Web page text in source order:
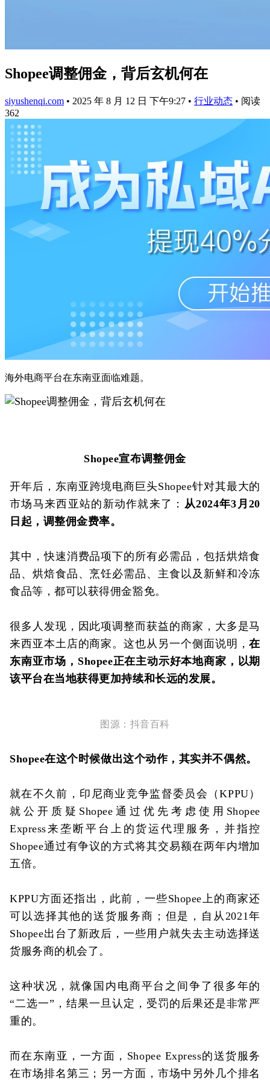
Shopee调整佣金，背后玄机何在
siyushenqi.com • 2025 年 8 月 12 日 下午9:27 • 行业动态 • 阅读
362
海外电商平台在东南亚面临难题。
Shopee宣布调整佣金
开年后，东南亚跨境电商巨头Shopee针对其最大的
市场马来西亚站的新动作就来了： 从2024年3月20
日起，调整佣金费率。
其中，快速消费品项下的所有必需品，包括烘焙食
品、烘焙食品、烹饪必需品、主食以及新鲜和冷冻
食品等，都可以获得佣金豁免。
很多人发现，因此项调整而获益的商家，大多是马
来西亚本土店的商家。这也从另一个侧面说明，在
东南亚市场，Shopee正在主动示好本地商家，以期
该平台在当地获得更加持续和长远的发展。
图源：抖音百科
Shopee在这个时候做出这个动作，其实并不偶然。
就在不久前，印尼商业竞争监督委员会（KPPU）
就公开质疑Shopee通过优先考虑使用Shopee
Express来垄断平台上的货运代理服务，并指控
Shopee通过有争议的方式将其交易额在两年内增加
五倍。
KPPU方面还指出，此前，一些Shopee上的商家还
可以选择其他的送货服务商；但是，自从2021年
Shopee出台了新政后，一些用户就失去主动选择送
货服务商的机会了。
这种状况，就像国内电商平台之间争了很多年的
“二选一”，结果一旦认定，受罚的后果还是非常严
重的。
而在东南亚，一方面，Shopee Express的送货服务
在市场排名第三；另一方面，市场中另外几个排名